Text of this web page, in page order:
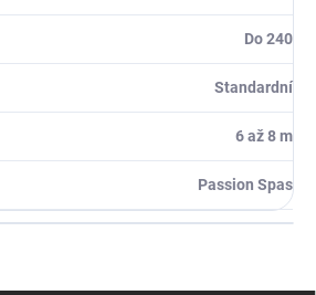
Do 240
Standardní
6 až 8 m
Passion Spas